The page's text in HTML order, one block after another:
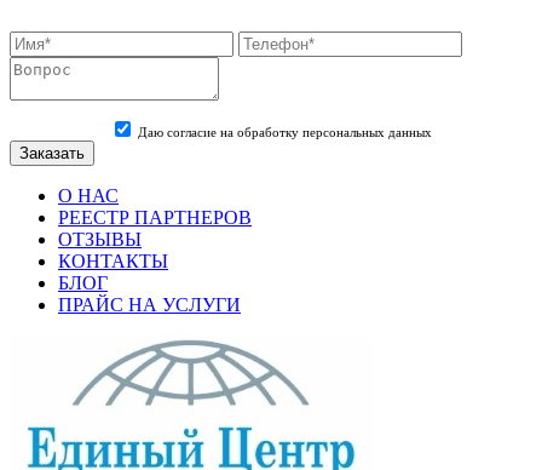
Даю согласие на обработку персональных данных
О НАС
РЕЕСТР ПАРТНЕРОВ
ОТЗЫВЫ
КОНТАКТЫ
БЛОГ
ПРАЙС НА УСЛУГИ